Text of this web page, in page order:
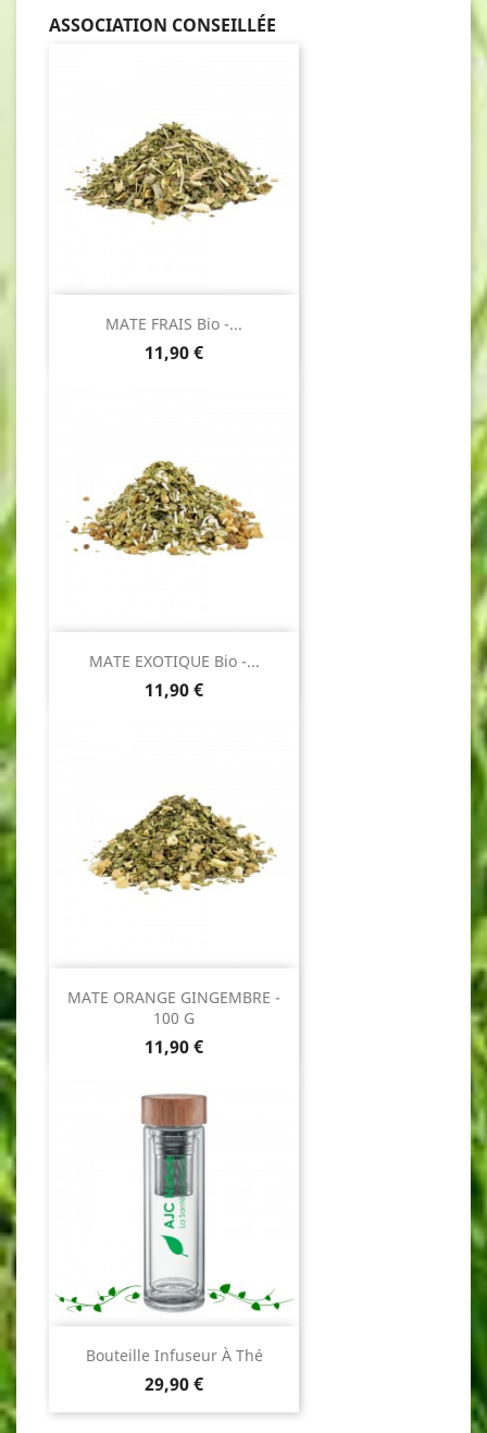
ASSOCIATION CONSEILLÉE
MATE FRAIS Bio -...
Prix
11,90 €
MATE EXOTIQUE Bio -...
Prix
11,90 €
MATE ORANGE GINGEMBRE -
100 G
Prix
11,90 €
Bouteille Infuseur À Thé
Prix
29,90 €